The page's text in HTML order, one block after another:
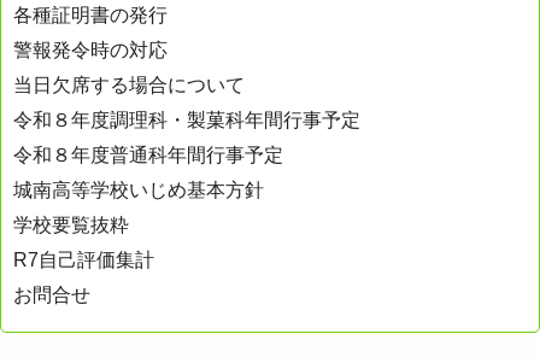
各種証明書の発行
警報発令時の対応
当日欠席する場合について
令和８年度調理科・製菓科年間行事予定
令和８年度普通科年間行事予定
城南高等学校いじめ基本方針
学校要覧抜粋
R7自己評価集計
お問合せ